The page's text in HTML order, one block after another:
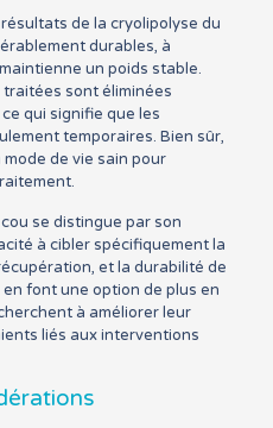
de la cryolipolyse du
durables, à
un poids stable.
sont éliminées
qui signifie que les
temporaires. Bien sûr,
de vie sain pour
se distingue par son
à cibler spécifiquement la
et la durabilité de
font une option de plus en
à améliorer leur
liés aux interventions